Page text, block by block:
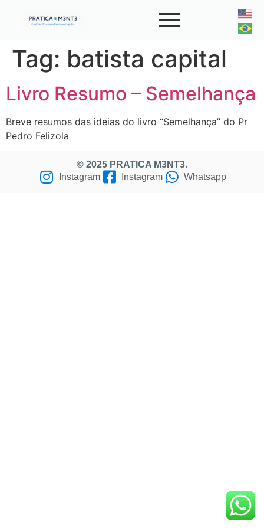
Tag: batista capital
Livro Resumo – Semelhança
Breve resumos das ideias do livro “Semelhança” do Pr
Pedro Felizola
© 2025 PRATICA M3NT3.
Instagram
Instagram Whatsapp